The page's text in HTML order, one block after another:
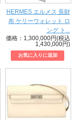
HERMES エルメス 長財
布 ケリーウォレット ロ
ング ト...
価格：1,300,000円(税込
1,430,000円)